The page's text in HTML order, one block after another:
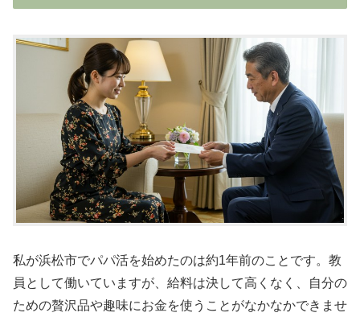
私が浜松市でパパ活を始めたのは約1年前のことです。教
員として働いていますが、給料は決して高くなく、自分の
ための贅沢品や趣味にお金を使うことがなかなかできませ